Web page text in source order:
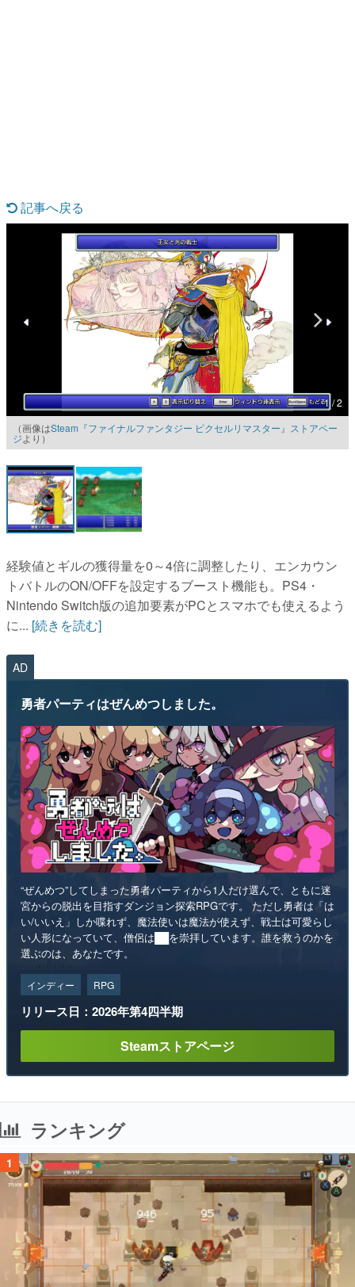
特集記事
アプリレビュー
電ファミニコゲーマーとは？
運営：株式会社マレ
記事へ戻る
1 / 2
（画像はSteam『ファイナルファンタジー ピクセルリマスター』ストアペー
ジより）
経験値とギルの獲得量を0～4倍に調整したり、エンカウン
トバトルのON/OFFを設定するブースト機能も。PS4・
Nintendo Switch版の追加要素がPCとスマホでも使えるよう
に... [続きを読む]
AD
勇者パーティはぜんめつしました。
“ぜんめつ”してしまった勇者パーティから1人だけ選んで、ともに迷
宮からの脱出を目指すダンジョン探索RPGです。 ただし勇者は「は
い/いいえ」しか喋れず、魔法使いは魔法が使えず、戦士は可愛らし
い人形になっていて、僧侶は██を崇拝しています。誰を救うのかを
選ぶのは、あなたです。
インディー RPG
リリース日：2026年第4四半期
Steamストアページ
ランキング
1